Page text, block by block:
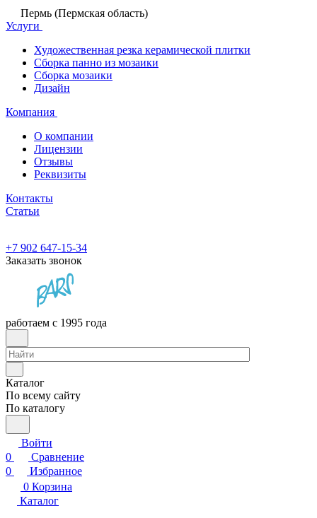
Пермь (Пермская область)
Услуги
Художественная резка керамической плитки
Сборка панно из мозаики
Сборка мозаики
Дизайн
Компания
О компании
Лицензии
Отзывы
Реквизиты
Контакты
Статьи
+7 902 647-15-34
Заказать звонок
работаем с 1995 года
Каталог
По всему сайту
По каталогу
Войти
0
Сравнение
0
Избранное
0 Корзина
Каталог